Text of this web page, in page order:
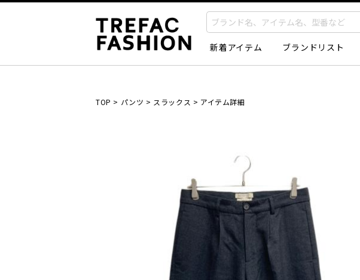
新着アイテム ブランドリスト
TOP > パンツ > スラックス > アイテム詳細